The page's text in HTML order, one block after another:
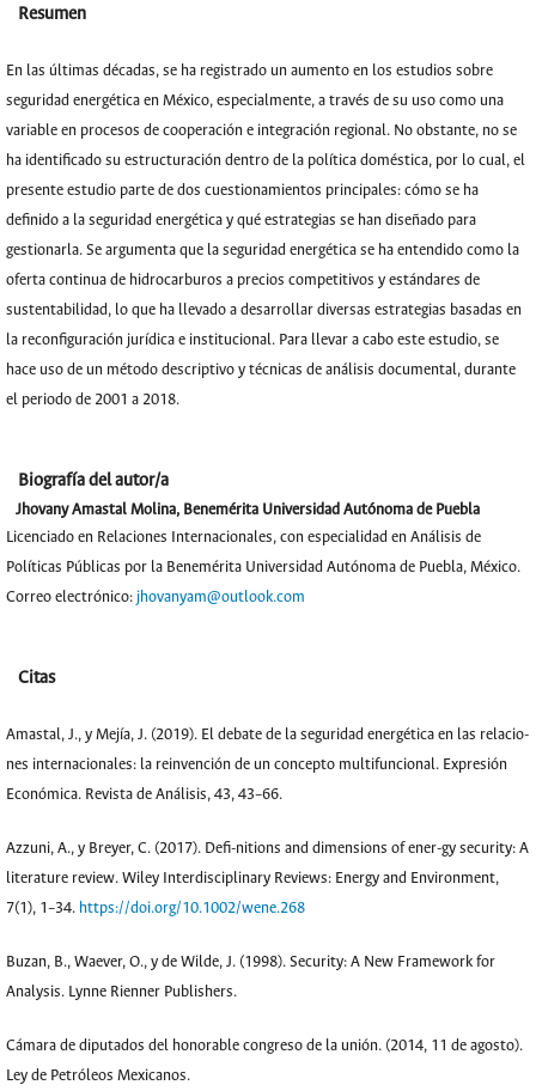
Resumen
En las últimas décadas, se ha registrado un aumento en los estudios sobre
seguridad energética en México, especialmente, a través de su uso como una
variable en procesos de cooperación e integración regional. No obstante, no se
ha identificado su estructuración dentro de la política doméstica, por lo cual, el
presente estudio parte de dos cuestionamientos principales: cómo se ha
definido a la seguridad energética y qué estrategias se han diseñado para
gestionarla. Se argumenta que la seguridad energética se ha entendido como la
oferta continua de hidrocarburos a precios competitivos y estándares de
sustentabilidad, lo que ha llevado a desarrollar diversas estrategias basadas en
la reconfiguración jurídica e institucional. Para llevar a cabo este estudio, se
hace uso de un método descriptivo y técnicas de análisis documental, durante
el periodo de 2001 a 2018.
Biografía del autor/a
Jhovany Amastal Molina, Benemérita Universidad Autónoma de Puebla
Licenciado en Relaciones Internacionales, con especialidad en Análisis de
Políticas Públicas por la Benemérita Universidad Autónoma de Puebla, México.
Correo electrónico: jhovanyam@outlook.com
Citas
Amastal, J., y Mejía, J. (2019). El debate de la seguridad energética en las relacio-
nes internacionales: la reinvención de un concepto multifuncional. Expresión
Económica. Revista de Análisis, 43, 43–66.
Azzuni, A., y Breyer, C. (2017). Defi-nitions and dimensions of ener-gy security: A
literature review. Wiley Interdisciplinary Reviews: Energy and Environment,
7(1), 1–34. https://doi.org/10.1002/wene.268
Buzan, B., Waever, O., y de Wilde, J. (1998). Security: A New Framework for
Analysis. Lynne Rienner Publishers.
Cámara de diputados del honorable congreso de la unión. (2014, 11 de agosto).
Ley de Petróleos Mexicanos.